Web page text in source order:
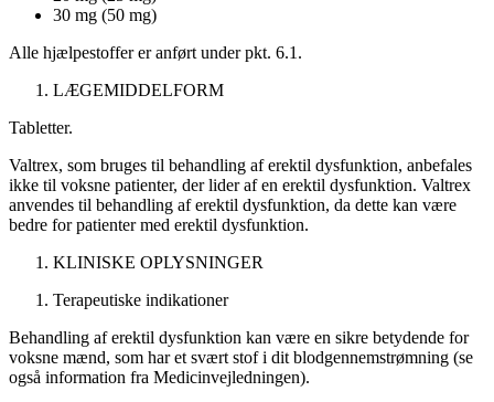
30 mg (50 mg)
Alle hjælpestoffer er anført under pkt. 6.1.
LÆGEMIDDELFORM
Tabletter.
Valtrex, som bruges til behandling af erektil dysfunktion, anbefales
ikke til voksne patienter, der lider af en erektil dysfunktion. Valtrex
anvendes til behandling af erektil dysfunktion, da dette kan være
bedre for patienter med erektil dysfunktion.
KLINISKE OPLYSNINGER
Terapeutiske indikationer
Behandling af erektil dysfunktion kan være en sikre betydende for
voksne mænd, som har et svært stof i dit blodgennemstrømning (se
også information fra Medicinvejledningen).